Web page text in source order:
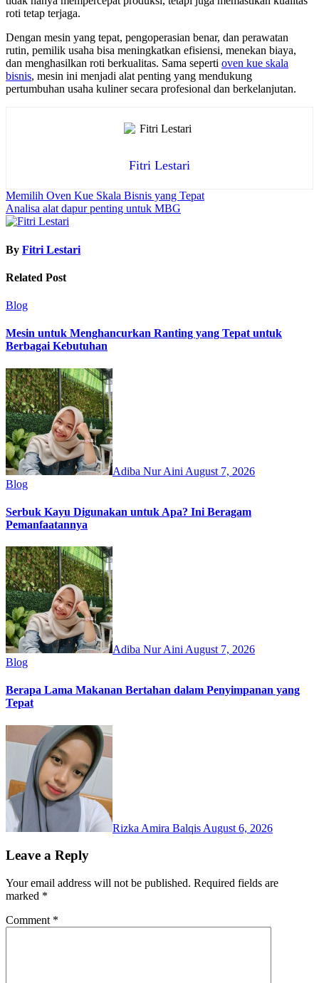
roti tetap terjaga.
Dengan mesin yang tepat, pengoperasian benar, dan perawatan
rutin, pemilik usaha bisa meningkatkan efisiensi, menekan biaya,
dan menghasilkan roti berkualitas. Sama seperti oven kue skala
bisnis, mesin ini menjadi alat penting yang mendukung
pertumbuhan usaha kuliner secara profesional dan berkelanjutan.
Fitri Lestari
Post
navigation
Memilih Oven Kue Skala Bisnis yang Tepat
Analisa alat dapur penting untuk MBG
By Fitri Lestari
Related Post
Blog
Mesin untuk Menghancurkan Ranting yang Tepat untuk
Berbagai Kebutuhan
Adiba Nur Aini August 7, 2026
Blog
Serbuk Kayu Digunakan untuk Apa? Ini Beragam
Pemanfaatannya
Adiba Nur Aini August 7, 2026
Blog
Berapa Lama Makanan Bertahan dalam Penyimpanan yang
Tepat
Rizka Amira Balqis August 6, 2026
Leave a Reply
Your email address will not be published. Required fields are
marked *
Comment *